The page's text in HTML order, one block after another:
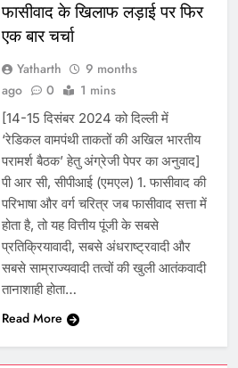
फासीवाद के खिलाफ लड़ाई पर फिर
एक बार चर्चा
Yatharth
9 months
ago
0 1 mins
[14-15 दिसंबर 2024 को दिल्ली में
‘रेडिकल वामपंथी ताकतों की अखिल भारतीय
परामर्श बैठक’ हेतु अंग्रेजी पेपर का अनुवाद]
पी आर सी, सीपीआई (एमएल) 1. फासीवाद की
परिभाषा और वर्ग चरित्र जब फासीवाद सत्ता में
होता है, तो यह वित्तीय पूंजी के सबसे
प्रतिक्रियावादी, सबसे अंधराष्ट्रवादी और
सबसे साम्राज्यवादी तत्वों की खुली आतंकवादी
तानाशाही होता…
Read More